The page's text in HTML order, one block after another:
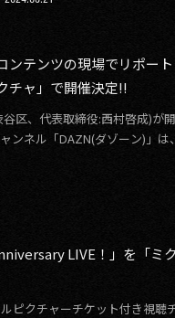
ンテンツの現場でリポー
チャ」で開催決定!!
谷区、代表取締役:西村啓成)が
ンネル「DAZN(ダゾーン)」
LIVE！」を「
ピクチャーチケット付き視聴